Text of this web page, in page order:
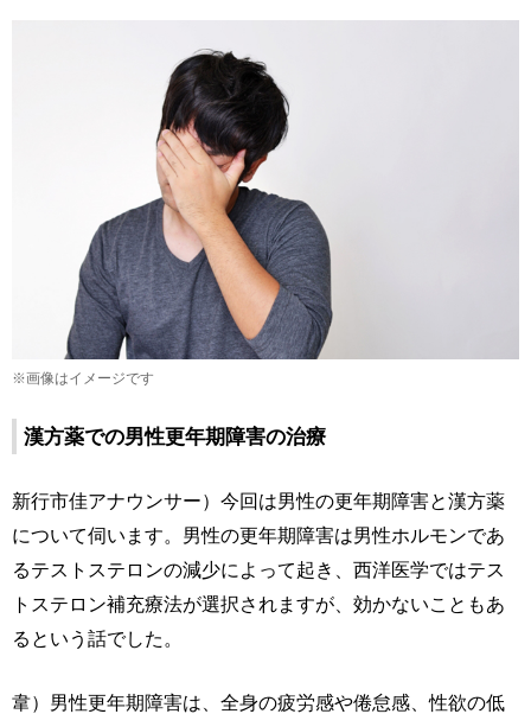
※画像はイメージです
漢方薬での男性更年期障害の治療
新行市佳アナウンサー）今回は男性の更年期障害と漢方薬
について伺います。男性の更年期障害は男性ホルモンであ
るテストステロンの減少によって起き、西洋医学ではテス
トステロン補充療法が選択されますが、効かないこともあ
るという話でした。
韋）男性更年期障害は、全身の疲労感や倦怠感、性欲の低